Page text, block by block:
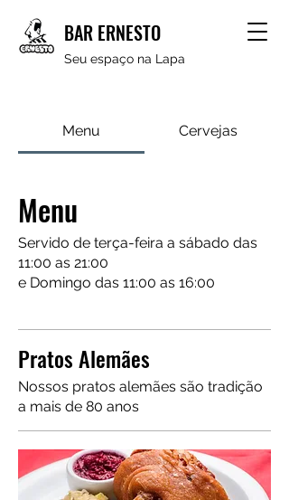
BAR ERNESTO
Seu espaço na Lapa
Menu Cervejas
Menu
Servido de terça-feira a sábado das
11:00 as 21:00
e Domingo das 11:00 as 16:00
Pratos Alemães
Nossos pratos alemães são tradição
a mais de 80 anos